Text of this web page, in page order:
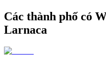
Các thành phố có
Larnaca